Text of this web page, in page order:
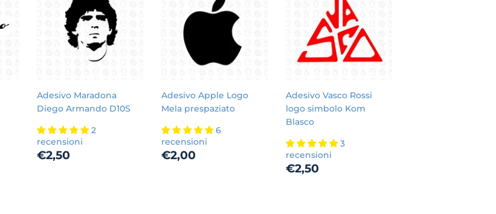
Adesivo Maradona
Diego Armando D10S
2
recensioni
Prezzo
€2,50
Adesivo Apple Logo
Mela prespaziato
6
recensioni
Prezzo
€2,00
Adesivo Vasco Rossi
logo simbolo Kom
Blasco
3
recensioni
Prezzo
€2,50